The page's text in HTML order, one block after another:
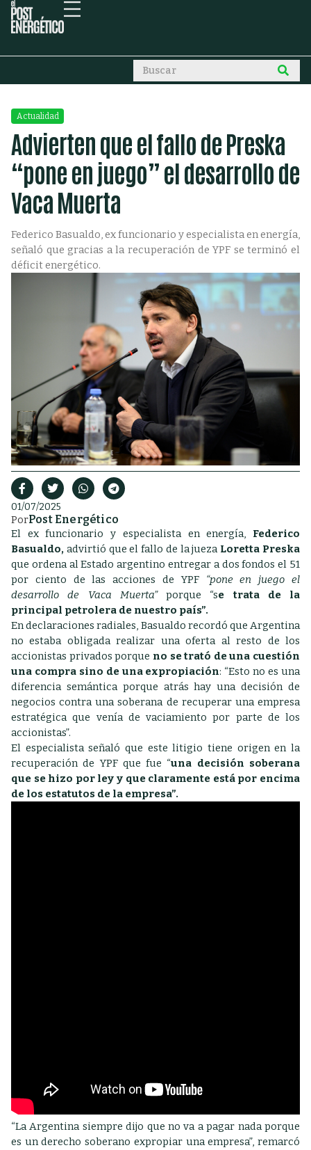
Actualidad
Advierten que el fallo de Preska
“pone en juego” el desarrollo de
Vaca Muerta
Federico Basualdo, ex funcionario y especialista en energía,
señaló que gracias a la recuperación de YPF se terminó el
déficit energético.
01/07/2025
PorPost Energético
El ex funcionario y especialista en energía, Federico
Basualdo, advirtió que el fallo de la juezaLoretta Preska
que ordena al Estado argentino entregar a dos fondos el 51
por ciento de las acciones de YPF “pone en juego el
desarrollo de Vaca Muerta”porque “se trata de la
principal petrolera de nuestro país”.
En declaraciones radiales, Basualdo recordó que Argentina
no estaba obligada realizar una oferta al resto de los
accionistas privados porque no se trató de una cuestión
una compra sino de una expropiación: “Esto no es una
diferencia semántica porque atrás hay una decisión de
negocios contra una soberana de recuperar una empresa
estratégica que venía de vaciamiento por parte de los
accionistas”.
El especialista señaló que este litigio tiene origen en la
recuperación de YPF que fue “una decisión soberana
que se hizo por ley y que claramente está por encima
de los estatutos de la empresa”.
“La Argentina siempre dijo que no va a pagar nada porque
es un derecho soberano expropiar una empresa”, remarcó